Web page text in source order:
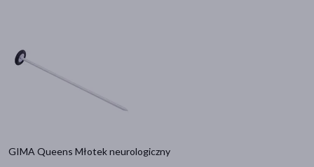
GIMA Queens Młotek neurologiczny